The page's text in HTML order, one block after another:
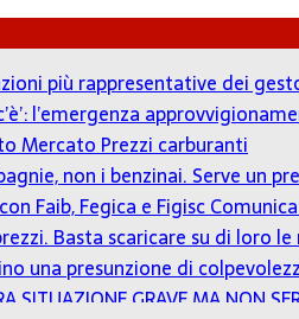
più rappresentative dei
l’emergenza
Mercato Prezzi carburanti
non i benzinai. Serve un
Faib, Fegica e Figisc
Basta scaricare su di loro le
una presunzione di
SITUAZIONE GRAVE MA NON